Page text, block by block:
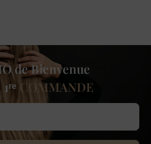
de Bienvenue
COMMANDE